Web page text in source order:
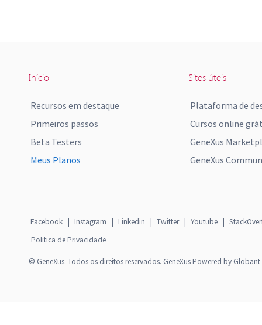
Início
Recursos em destaque
Primeiros passos
Beta Testers
Meus Planos
Sites úteis
Plataforma de
Cursos online
GeneXus
GeneXus
Facebook | Instagram | Linkedin | Twitter | Youtube |
Politica de Privacidade
© GeneXus. Todos os direitos reservados. GeneXus Powered by Globant